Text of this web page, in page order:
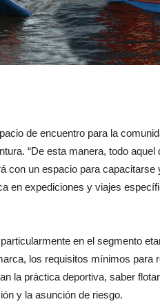
de encuentro para la
“De esta manera, todo aquel
con un espacio para capacitarse
en expediciones y viajes
en el segmento
los requisitos mínimos para
la práctica deportiva, saber
y la asunción de riesgo.